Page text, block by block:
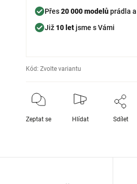
Přes20 000 modelůprádla
Již 10 letjsme s Vámi
Kód: Zvolte variantu
Zeptat se Hlídat Sdílet